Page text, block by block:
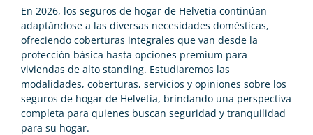
En 2026, los seguros de hogar de Helvetia continúan
adaptándose a las diversas necesidades domésticas,
ofreciendo coberturas integrales que van desde la
protección básica hasta opciones premium para
viviendas de alto standing. Estudiaremos las
modalidades, coberturas, servicios y opiniones sobre los
seguros de hogar de Helvetia, brindando una perspectiva
completa para quienes buscan seguridad y tranquilidad
para su hogar.